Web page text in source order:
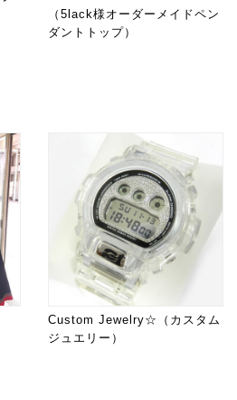
（5lack様オーダーメイドペン
ダントトップ）
Custom Jewelry☆（カスタム
ジュエリー）